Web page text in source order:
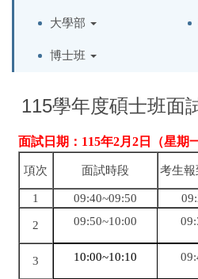
大學部
博士班
115學年度碩士班面
面試日期：115年2月2日（星期一
項次 面試時段 考生報
1 09:40~09:50
2 09:50~10:00
3 10:00~10:10